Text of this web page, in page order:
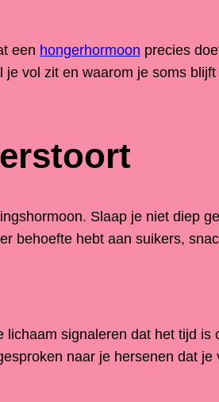
een hongerhormoon precies
vol zit en waarom je soms
Slaap je niet diep
behoefte hebt aan suikers,
signaleren dat het tijd is
naar je hersenen dat je